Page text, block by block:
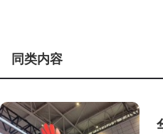
同类内容